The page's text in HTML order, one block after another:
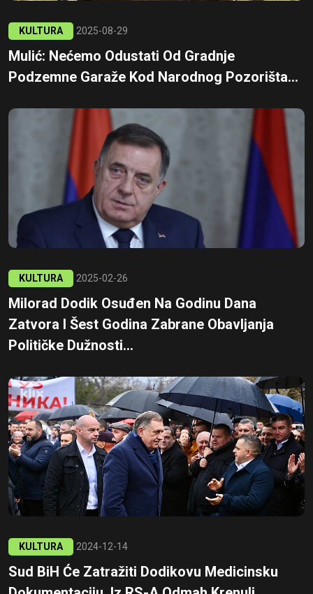
KULTURA 2025-08-29
Mulić: Nećemo Odustati Od Gradnje
Podzemne Garaže Kod Narodnog Pozorišta...
KULTURA 2025-02-26
Milorad Dodik Osuđen Na Godinu Dana
Zatvora I Šest Godina Zabrane Obavljanja
Političke Dužnosti...
KULTURA 2024-12-14
Sud BiH Će Zatražiti Dodikovu Medicinsku